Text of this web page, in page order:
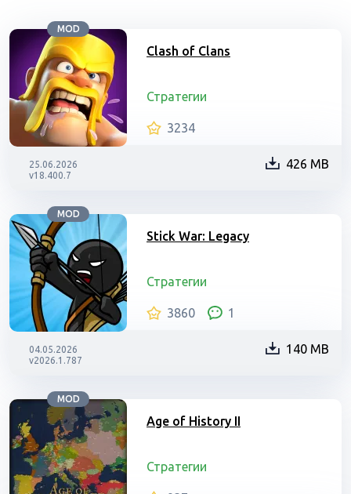
MOD
Clash of Clans
Стратегии
3234
25.06.2026
v18.400.7
426 MB
MOD
Stick War: Legacy
Стратегии
3860 1
04.05.2026
v2026.1.787
140 MB
MOD
Age of History II
Стратегии